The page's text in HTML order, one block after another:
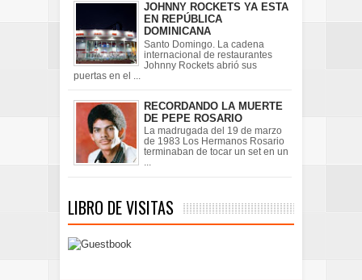
JOHNNY ROCKETS YA ESTA
EN REPÚBLICA
DOMINICANA
Santo Domingo. La cadena
internacional de restaurantes
Johnny Rockets abrió sus
puertas en el ...
RECORDANDO LA MUERTE
DE PEPE ROSARIO
La madrugada del 19 de marzo
de 1983 Los Hermanos Rosario
terminaban de tocar un set en un
...
LIBRO DE VISITAS